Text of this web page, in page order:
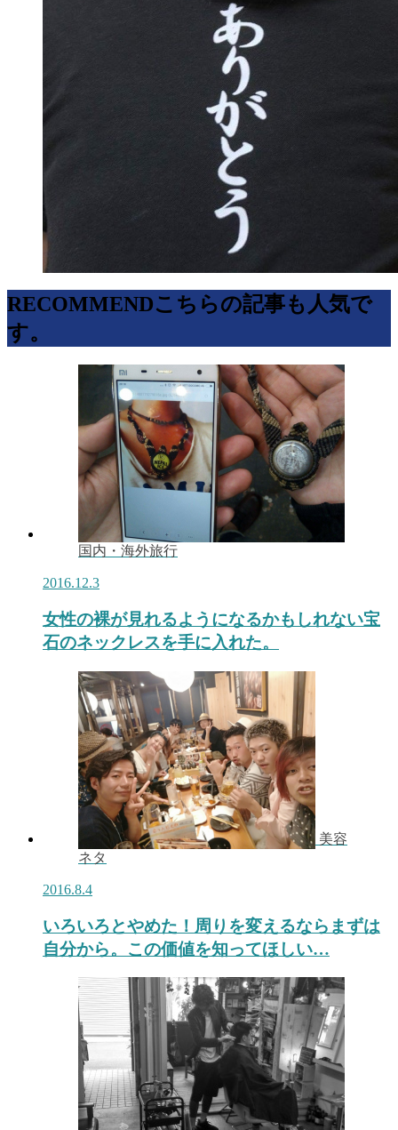
RECOMMENDこちらの記事も人気で
す。
国内・海外旅行
2016.12.3
女性の裸が見れるようになるかもしれない宝
石のネックレスを手に入れた。
美容
ネタ
2016.8.4
いろいろとやめた！周りを変えるならまずは
自分から。この価値を知ってほしい…